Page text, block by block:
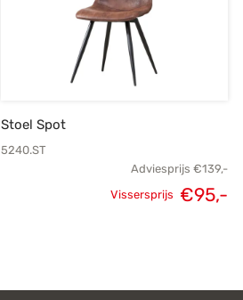
Stoel Spot
5240.ST
Adviesprijs €139,-
Oorspronkelijke
Vissersprijs €95,-